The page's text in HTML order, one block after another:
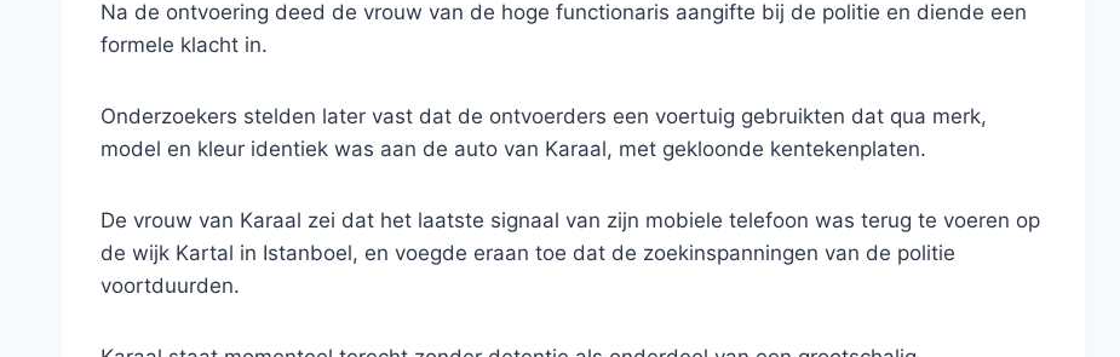
Na de ontvoering deed de vrouw van de hoge functionaris aangifte bij de politie en diende een
formele klacht in.
Onderzoekers stelden later vast dat de ontvoerders een voertuig gebruikten dat qua merk,
model en kleur identiek was aan de auto van Karaal, met gekloonde kentekenplaten.
De vrouw van Karaal zei dat het laatste signaal van zijn mobiele telefoon was terug te voeren op
de wijk Kartal in Istanboel, en voegde eraan toe dat de zoekinspanningen van de politie
voortduurden.